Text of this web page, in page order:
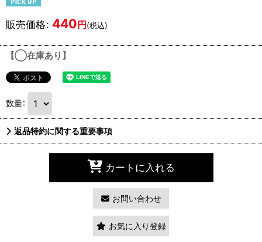
販売価格: 440円(税込)
【◯在庫あり】
数量:
返品特約に関する重要事項
カートに入れる
お問い合わせ
お気に入り登録